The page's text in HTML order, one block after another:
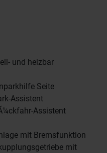
und heizbar
Seite
Assistent
Assistent
mit Bremsfunktion
mit